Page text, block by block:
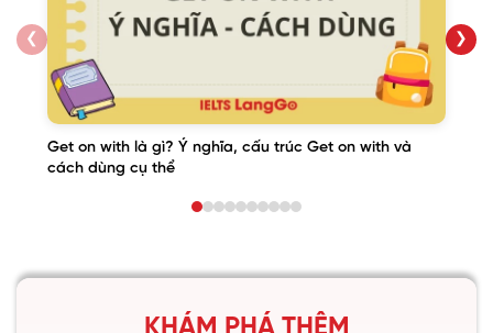
❮
Get on with là gì? Ý nghĩa, cấu trúc Get on with và
cách dùng cụ thể
❯